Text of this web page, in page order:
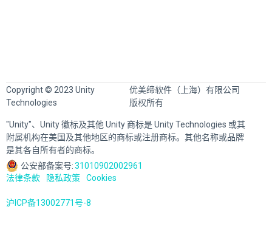
Copyright © 2023 Unity
Technologies
优美缔软件（上海）有限公司
版权所有
"Unity"、Unity 徽标及其他 Unity 商标是 Unity Technologies 或其
附属机构在美国及其他地区的商标或注册商标。其他名称或品牌
是其各自所有者的商标。
公安部备案号:31010902002961
法律条款
隐私政策 Cookies
沪ICP备13002771号-8